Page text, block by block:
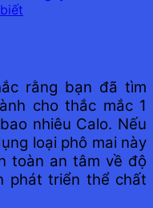
rằng bạn đã tìm
cho thắc mắc 1
nhiêu Calo. Nếu
loại phô mai này
toàn an tâm về độ
phát triển thể chất